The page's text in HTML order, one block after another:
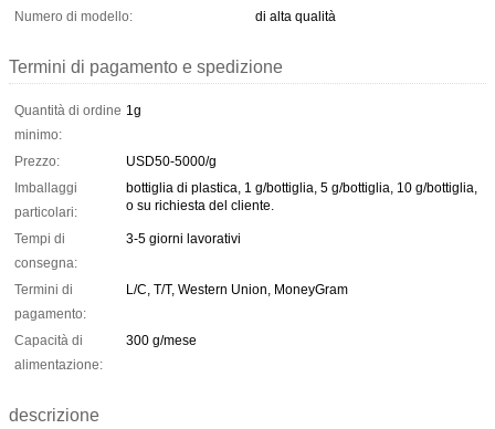
Numero di modello:
di alta qualità
Termini di pagamento e spedizione
Quantità di ordine
minimo:
1g
Prezzo:
USD50-5000/g
Imballaggi
particolari:
bottiglia di plastica, 1 g/bottiglia, 5 g/bottiglia, 10 g/bottiglia,
o su richiesta del cliente.
Tempi di
consegna:
3-5 giorni lavorativi
Termini di
pagamento:
L/C, T/T, Western Union, MoneyGram
Capacità di
alimentazione:
300 g/mese
descrizione